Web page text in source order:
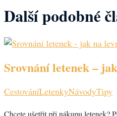
Další podobné
Srovnání letenek –
CestováníLetenkyNávodyTipy
Chcete ušetřit při nákupu letenek?